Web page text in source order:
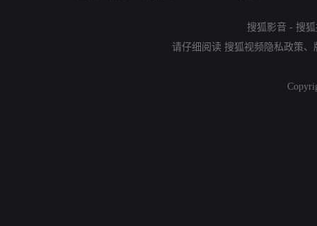
搜狐影音 - 搜
请仔细阅读 搜狐视频隐私政策、